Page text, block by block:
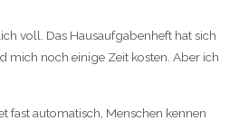
voll. Das Hausaufgabenheft hat sich
mich noch einige Zeit kosten. Aber ich
fast automatisch, Menschen kennen